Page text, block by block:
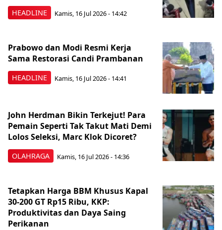
HEADLINE Kamis, 16 Jul 2026 - 14:42
HEADLINE
Prabowo dan Modi Resmi Kerja
Sama Restorasi Candi Prambanan
Kamis, 16 Jul 2026 - 14:41
OLAHRAGA
John Herdman Bikin Terkejut! Para
Pemain Seperti Tak Takut Mati Demi
Lolos Seleksi, Marc Klok Dicoret?
Kamis, 16 Jul 2026 - 14:36
Tetapkan Harga BBM Khusus Kapal
30-200 GT Rp15 Ribu, KKP:
Produktivitas dan Daya Saing
Perikanan